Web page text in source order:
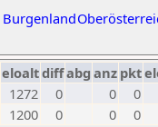
Burgenland
eloaltdiffabg anz pkt
1272 0 0
0
1200 0 0 0